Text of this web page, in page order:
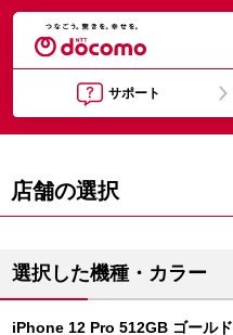
サポート
店舗の選択
選択した機種・カラー
iPhone 12 Pro 512GB ゴールド